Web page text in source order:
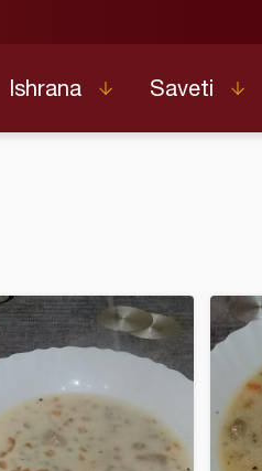
Ishrana Saveti